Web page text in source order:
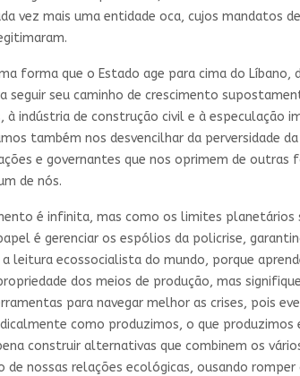
vez mais uma entidade oca, cujos mandatos
forma que o Estado age para cima do Líbano,
seguir seu caminho de crescimento
indústria de construção civil e à especulação
também nos desvencilhar da perversidade
e governantes que nos oprimem de outras
de nós.
é infinita, mas como os limites planetários
é gerenciar os espólios da policrise,
leitura ecossocialista do mundo, porque
dos meios de produção, mas
para navegar melhor as crises, pois
como produzimos, o que produzimos
construir alternativas que combinem os
de nossas relações ecológicas, ousando romper